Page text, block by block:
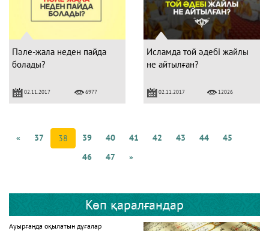
Пәле-жала неден пайда
болады?
02.11.2017 6977
Исламда той әдебі жайлы
не айтылған?
02.11.2017 12026
« 37 38 39 40 41 42 43 44
45
46
47 »
Көп қаралғандар
Ауырғанда оқылатын дұғалар